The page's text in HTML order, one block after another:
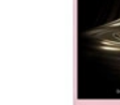
โปรโมชั่นจากค่ายมือถือ